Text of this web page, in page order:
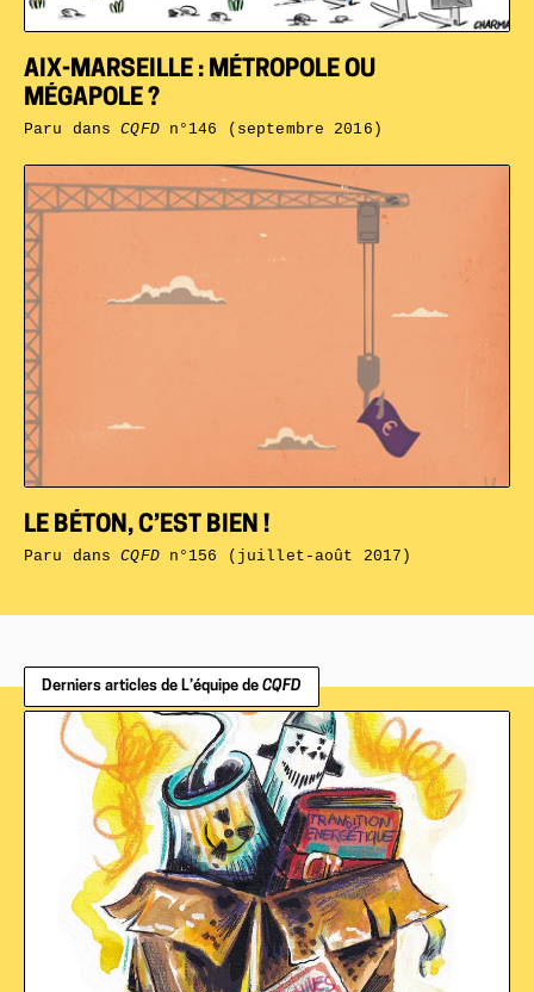
LE BÉTON, C’EST BIEN !
Paru dansCQFDn°156 (juillet-août 2017)
AIX-MARSEILLE : MÉTROPOLE OU
MÉGAPOLE ?
Paru dansCQFDn°146 (septembre 2016)
Derniers articles de L’équipe de CQFD